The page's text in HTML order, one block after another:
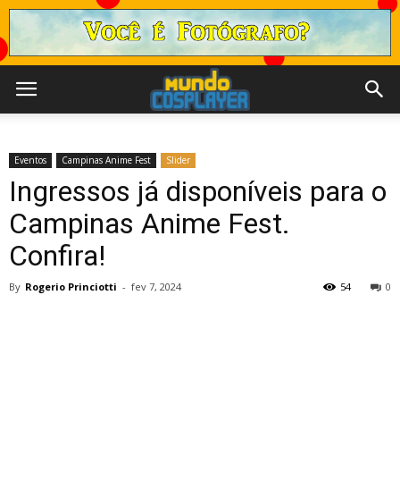
Eventos Campinas Anime Fest Slider
Ingressos já disponíveis para o
Campinas Anime Fest.
Confira!
By Rogerio Princiotti - fev 7, 2024 0
54